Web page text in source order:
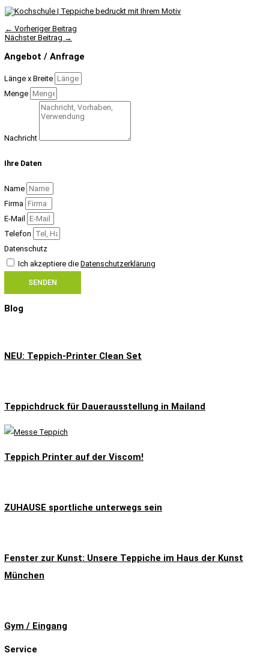
← Vorheriger Beitrag
Nächster Beitrag →
Angebot / Anfrage
Länge x Breite
Menge
Nachricht
Ihre Daten
Name
Firma
E-Mail
Telefon
Datenschutz
Ich akzeptiere die Datenschutzerklärung
SENDEN
Blog
NEU: Teppich-Printer Clean Set
Teppichdruck für Dauerausstellung in Mailand
Teppich Printer auf der Viscom!
ZUHAUSE sportliche unterwegs sein
Fenster zur Kunst: Unsere Teppiche im Haus der Kunst
München
Gym / Eingang
Service